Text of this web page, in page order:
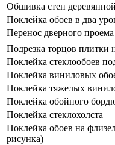
Обшивка стен
Поклейка обоев в два
Перенос дверного
Подрезка торцов плитки
Поклейка стеклообоев
Поклейка виниловых
Поклейка тяжелых
Поклейка обойного
Поклейка стеклохолста
Поклейка обоев на
рисунка)